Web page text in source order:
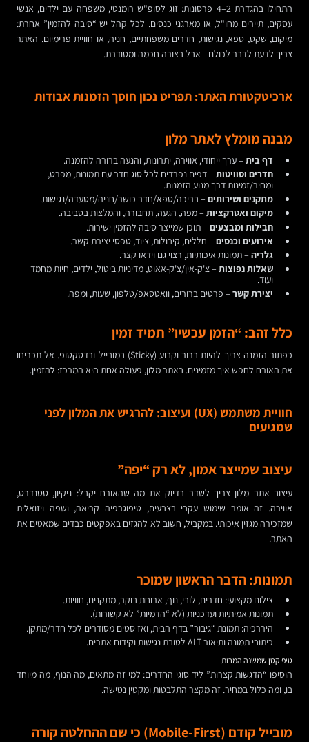
התחילו בהגדרת 2–4 פרסונות: זוג לסופ"ש רומנטי, משפחה עם ילדים, אנשי
עסקים, תיירים מחו"ל, או מארגני כנסים. לכל קהל יש “סיבה להזמין” אחרת:
מיקום, שקט, ספא, נגישות, חדרים משפחתיים, חניה, או חוויית פרימיום. האתר
צריך לדעת לדבר לכולם—אבל בצורה חכמה ומסודרת.
ארכיטקטורת האתר: תפריט נכון חוסך הזמנות אבודות
מבנה מומלץ לאתר מלון
דף בית – ערך ייחודי, אווירה, יתרונות, והנעה ברורה להזמנה.
חדרים וסוויטות – דפים נפרדים לכל סוג חדר עם תמונות, מפרט,
ומחיר/זמינות דרך מנוע הזמנות.
מתקנים ושירותים – בריכה/ספא/חדר כושר/חניה/מסעדה/נגישות.
מיקום ואטרקציות – מפה, הגעה, תחבורה, והמלצות בסביבה.
חבילות ומבצעים – תוכן שמייצר סיבה להזמין ישירות.
אירועים וכנסים – חללים, קיבולות, ציוד, טפסי יצירת קשר.
גלריה – תמונות איכותיות, רצוי גם וידאו קצר.
שאלות נפוצות – צ'ק-אין/צ'ק-אאוט, מדיניות ביטול, ילדים, חיות מחמד
ועוד.
יצירת קשר – פרטים ברורים, וואטסאפ/טלפון, שעות, ומפה.
כלל זהב: “הזמן עכשיו” תמיד זמין
כפתור הזמנה צריך להיות ברור וקבוע (Sticky) במובייל ובדסקטופ. אל תכריחו
את האורח לחפש איך מזמינים. באתר מלון, פעולה אחת היא המרכז: להזמין.
חוויית משתמש (UX) ועיצוב: להרגיש את המלון לפני
שמגיעים
עיצוב שמייצר אמון, לא רק “יפה”
עיצוב אתר מלון צריך לשדר בדיוק את מה שהאורח יקבל: ניקיון, סטנדרט,
אווירה. זה אומר שימוש עקבי בצבעים, טיפוגרפיה קריאה, ושפה ויזואלית
שמזכירה מגזין איכותי. במקביל, חשוב לא להגזים באפקטים כבדים שמאטים את
האתר.
תמונות: הדבר הראשון שמוכר
צילום מקצועי: חדרים, לובי, נוף, ארוחת בוקר, מתקנים, חוויות.
תמונות אמיתיות ועדכניות (לא “הדמיות” לא קשורות).
היררכיה: תמונת “גיבור” בדף הבית, ואז סטים מסודרים לכל חדר/מתקן.
כיתובי תמונה ותיאור ALT לטובת נגישות וקידום אתרים.
טיפ קטן שמשנה המרות
הוסיפו “הדגשות קצרות” ליד סוגי החדרים: למי זה מתאים, מה הנוף, מה מיוחד
בו, ומה כלול במחיר. זה מקצר התלבטות ומקטין נטישה.
מובייל קודם (Mobile-First) כי שם ההחלטה קורה